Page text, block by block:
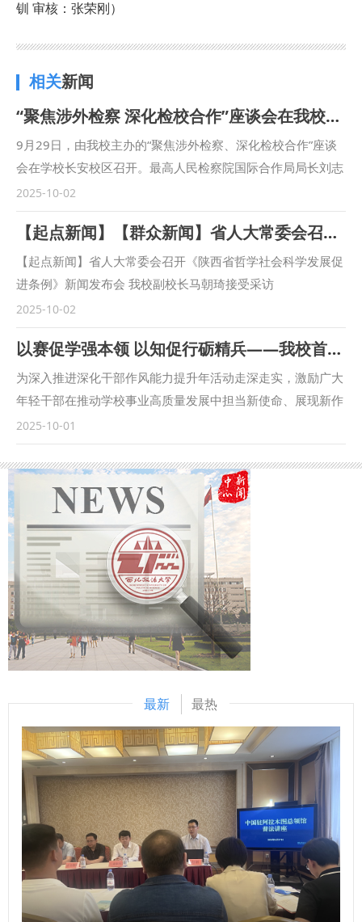
钏 审核：张荣刚）
相关新闻
“聚焦涉外检察 深化检校合作”座谈会在我校召开
9月29日，由我校主办的“聚焦涉外检察、深化检校合作”座谈
会在学校长安校区召开。最高人民检察院国际合作局局长刘志
远，陕西省人民检察院十一检察部主任李向锋，西安市人民检
察院教育培训处负责人陈文龙，西安市长安区人民检察院副检
察长王蕾等出席会议。我校校长范九利出席会议并致辞，副校
长马朝琦主持会议。 范九利表示，涉外检察工作是国家涉外
法治工作的重要方面，近年来，学校与各级检察机关深化交
流，不断拓展合作领域、合作范围，围绕中国检察学自主知识
体系构建、检察课题研究、检校人才互派交流、学生实习实训
等方面开展了卓有成效的合作。在最高人民检察院国际合作局
指导下，我校成立的“涉外刑事法治与国别检察司法研究中
心”各项工作稳步推进，已在区域国别检察研究、国际刑事司
源，推动学校专家学者与检察实务专家的交流互动，建立常态
化研究协作机制，围绕涉外检察基础性理论和实践难题开展联
合攻关，共同打造服务国家战略的涉外检察智库。 刘志远表
示，最高人民检察院对涉外检察工作高度重视，西北政法大学
始终心怀“国之大者”，在涉外法治领域取得了突出的成绩。涉
外刑事法治与国别检察司法研究中心先后配合完成中国—东盟
检察总长网站建设，编译东盟国家《刑法典》《刑事诉讼法
典》等二十余部法典等，在服务检察国际交流与合作方面发挥
了积极作用。下一步，希望学校进一步聚焦涉外检察工作，高
质效做好智库服务，统筹好校内各部门、各研究机构的科研力
涉外检察人才培养工作搭建平台。 刘志远与我校刑事法学院
院长冯卫国共同签署科研项目委托书 马朝琦宣布西北政法大
学涉外刑事法治与国别检察司法中心网站正式上线，由中心和
西北政法大学湾区研究院共同研发的“全球法律数据库”正式进
入试运行阶段。 学校发展规划与学科建设处、教务处、科研
处、国际交流与合作处、经济学院、刑事法学院、民商法学
院、经济法学院（知识产权学院）、国际法学院（国际仲裁学
院）、国家安全学院（反恐怖主义法学院）、公安学院（公共
安全法学院）、外国语学院、图书馆以及涉外刑事法治与国别
检察司法研究中心、中亚法律查明中心、涉外法治研究中心、
2025-10-02
【起点新闻】【群众新闻】省人大常委会召开《陕西省哲学社会科学发展促进条例》新闻发布会 我校副校长马朝琦接受采访
【起点新闻】省人大常委会召开《陕西省哲学社会科学发展促
进条例》新闻发布会 我校副校长马朝琦接受采访
https://qidian.sxtvs.com/timing/share/content/10654306
陕西省十四届人大常委会第十八次会议审议通过《陕西省哲学
社会科学发展促进条例》（以下简称《条例》），《条例》于
9月底正式公布。 日前，西北政法大学副校长、二级教授马朝
琦，陕西省哲学社会科学研究中心执行主任、陕西师范大学马
克思主义学部部长袁祖社接受记者采访，对《条例》进行解
读。 问：根据《条例》，哲学社会科学机构应当加强延安精
神、照金精神、西迁精神等伟大精神阐释研究。加强秦岭文
化、黄河文化、长城文化、关中文化、黄土文化、汉水文化等
中华优秀传统文化阐释研究。这条中对于伟大精神等的列举，
主要依据什么？对于相关研究有哪些促进作用？ 马朝琦：延
安精神、照金精神、西迁精神，都是源发于陕西、彰显于陕
西、实践于陕西的中国共产党人的伟大精神，三种精神同时位
列2021年国庆节前夕中央宣传部梳理并正式公布的第一批中
国共产党人精神谱系（共46种）。 《条例》特别列举这些伟
大精神，有利于我省广大社科工作者赓续红色血脉，传承红色
基因，发扬革命先辈们的光荣传统和优良作风，在有效宣传、
研究、践行延安精神等党的宝贵精神财富的基础上，立足我省
丰富的文化资源、鲜明的研究特色、深厚的学术积淀，坚定信
心、鼓足干劲、激发活力、释放潜能，更加专注于陕西高质量
发展和国家重大战略需求，继往开来、扎实工作、锐意进取，
不断谱写文化强省建设的华美篇章。 问：《条例》对新型智
库建设作出了相关规定，请问陕西省哲学社会科学研究中心将
如何贯彻《条例》，建强新型智库平台？ 袁祖社：陕西省哲
学社会科学研究中心由省教育厅、陕西师范大学共同建设，依
托陕西师范大学学科优势，汇聚全省哲学社会科学力量，开展
有组织的哲学社会科学研究。2025年，陕西省哲学社会科学
研究中心将贯彻落实《条例》，按照上级主管部门要求，紧紧
2025-10-02
以赛促学强本领 以知促行砺精兵——我校首届科级干部素质能力大赛圆满落幕
为深入推进深化干部作风能力提升年活动走深走实，激励广大
年轻干部在推动学校事业高质量发展中担当新使命、展现新作
为，9月18日—30日，学校举办了首届科级干部素质能力大
赛。 以赛促学，理论武装强底气 本次比赛是学校首次举办干
部素质能力大赛，面向全校正科级干部开放报名，共有119名
科级干部积极报名参赛。聚焦“能写、会说、善思、肯干”的干
部核心素质能力要求，大赛设置了应知应会、公文写作和情景
模拟展示三个模块的比赛。 应知应会通过笔试方式进行，主
要考察科级干部对马克思主义理论和党的路线方针政策、习近
平新时代中国特色社会主义思想、党内法规以及有关政策文件
的熟悉掌握情况。公文写作通过机试方式进行，旨在考察科级
干部的应急处突本领、组织协调能力和写作能力。通过“线上
+线下”相结合的方式掀起比拼热潮，引导广大年轻干部不断深
化党的创新理论学习，持续提升业务素质能力，切实将学习成
果和工作成效转化为推动事业发展的强大动力。 “本次比赛不
仅是素质能力的大练兵，更是思想的大练兵、作风的大练兵。
通过此次比赛，我们进一步强化了政治理论素养、夯实了业务
本领、增强了学习意识。下一步，我们将以此次比赛作为契
机，调准学习发展的坐标轴，提升争先创优的责任心，提高干
事创业的加速度，力争在工作岗位上努力拼搏、再创佳
绩！”参赛选手李伟弟说。 以赛强技，擂台比武砺精兵 自大赛
启动以来，学校党委高度重视，加强组织领导，精心部署推
动，形成了广大干部积极参与的良好局面。在9月29日—30日
举行的情景模拟展示比赛中，全体在校校领导、有关职能部门
2025-10-01
最新 最热